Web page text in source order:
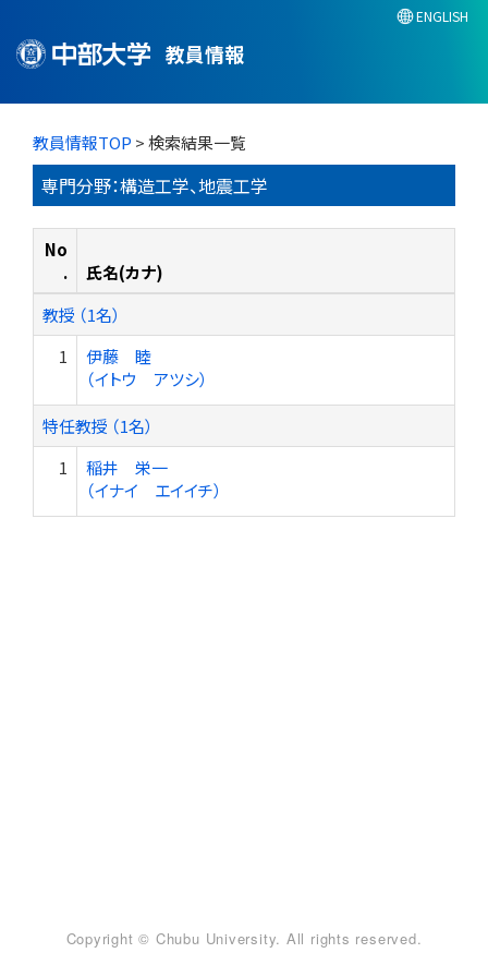
教員情報
ENGLISH
教員情報TOP > 検索結果一覧
専門分野：構造工学、地震工学
No
.
氏名(カナ)
教授 （1名）
1
伊藤 睦
（イトウ アツシ）
特任教授 （1名）
1
稲井 栄一
（イナイ エイイチ）
Copyright © Chubu University. All rights reserved.